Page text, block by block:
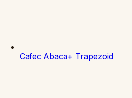
Cafec Abaca+ Trapezoid